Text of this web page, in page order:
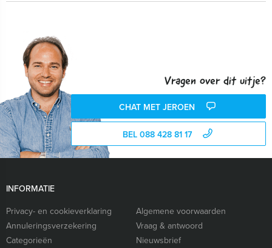
Vragen over dit uitje?
CHAT MET JEROEN
BEL 088 428 81 17
INFORMATIE
Privacy- en cookieverklaring
Algemene voorwaarden
Annuleringsverzekering
Vraag & antwoord
Categorieën
Nieuwsbrief